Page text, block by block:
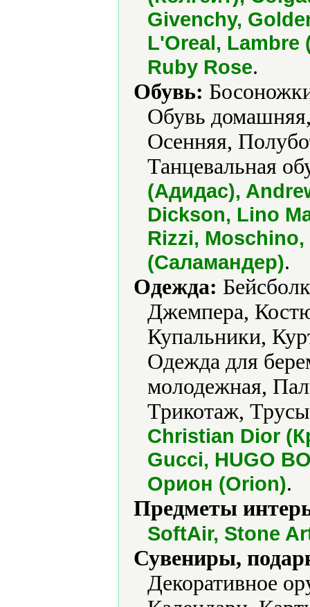
Givenchy,
L'Oreal, Lambre
Ruby Rose.
Обувь:
Обувь
Осенняя,
Танцевальная
(Адидас),
Dickson, Lino
Rizzi,
(Саламандер).
Одежда:
Джемпера,
Купальники,
Одежда для
молодежная,
Трикотаж,
Christian Dior
Gucci, HUGO
Орион (Orion).
Предметы
SoftAir, Stone
Сувениры,
Декоративное